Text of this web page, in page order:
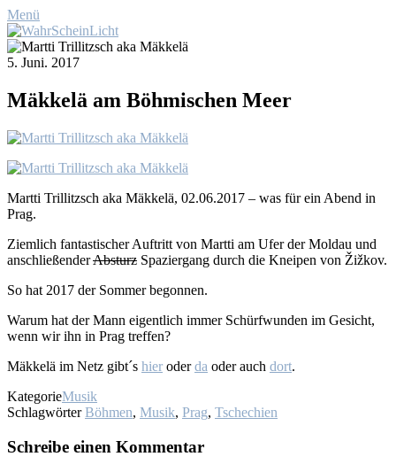
Menü
5. Juni. 2017
Mäk­kelä am Böh­mi­schen Meer
Mart­ti Tril­litzsch aka Mäk­kelä, 02.06.2017 – was für ein Abend in
Prag.
Ziem­lich fan­tas­ti­scher Auf­tritt von Mart­ti am Ufer der Mol­dau und
an­schlie­ßen­derAb­sturz Spa­zier­gang durch die Knei­pen von Žiž­kov.
So hat 2017 der Som­mer be­gon­nen.
War­um hat der Mann ei­gent­lich im­mer Schürf­wun­den im Ge­sicht,
wenn wir ihn in Prag tref­fen?
Mäk­kelä im Netz gibt´s hier oderda oder auch dort.
KategorieMusik
Schlagwörter Böhmen, Musik, Prag, Tschechien
Schreibe einen Kommentar